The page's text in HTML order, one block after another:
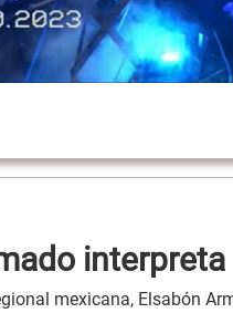
mexicana, Elsabón